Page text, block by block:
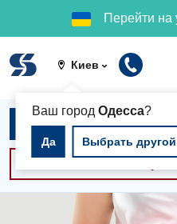
Перейти на
Киев
Ваш город Одесса?
Да Выбрать